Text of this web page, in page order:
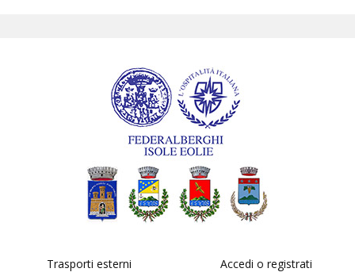
Trasporti esterni Accedi o registrati